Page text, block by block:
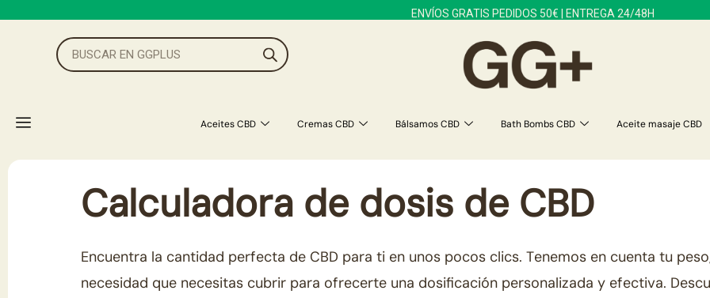
contenido
ENVÍOS GRATIS PEDIDOS 50€ | ENTREGA 24/48H
Búsqueda
de
productos
Aceites CBD Cremas CBD Bálsamos CBD Bath Bombs CBD Aceite masaje CBD
Calculadora de dosis de CBD
Encuentra la cantidad perfecta de CBD para ti en unos pocos clics. Tenemos en cuenta tu
necesidad que necesitas cubrir para ofrecerte una dosificación personalizada y efectiva.